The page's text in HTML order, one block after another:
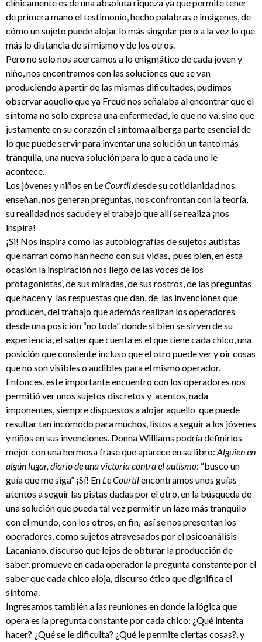
clínicamente es de una absoluta riqueza ya que permite tener
de primera mano el testimonio, hecho palabras e imágenes, de
cómo un sujeto puede alojar lo más singular pero a la vez lo que
más lo distancia de sí mismo y de los otros.
Pero no solo nos acercamos a lo enigmático de cada joven y
niño, nos encontramos con las soluciones que se van
produciendo a partir de las mismas dificultades, pudimos
observar aquello que ya Freud nos señalaba al encontrar que el
síntoma no solo expresa una enfermedad, lo que no va, sino que
justamente en su corazón el síntoma alberga parte esencial de
lo que puede servir para inventar una solución un tanto más
tranquila, una nueva solución para lo que a cada uno le
acontece.
Los jóvenes y niños en Le Courtil,desde su cotidianidad nos
enseñan, nos generan preguntas, nos confrontan con la teoría,
su realidad nos sacude y el trabajo que allí se realiza ¡nos
inspira!
¡Si! Nos inspira como las autobiografías de sujetos autistas
que narran como han hecho con sus vidas, pues bien, en esta
ocasión la inspiración nos llegó de las voces de los
protagonistas, de sus miradas, de sus rostros, de las preguntas
que hacen y las respuestas que dan, de las invenciones que
producen, del trabajo que además realizan los operadores
desde una posición “no toda” donde si bien se sirven de su
experiencia, el saber que cuenta es el que tiene cada chico, una
posición que consiente incluso que el otro puede ver y oír cosas
que no son visibles o audibles para el mismo operador.
Entonces, este importante encuentro con los operadores nos
permitió ver unos sujetos discretos y atentos, nada
imponentes, siempre dispuestos a alojar aquello que puede
resultar tan incómodo para muchos, listos a seguir a los jóvenes
y niños en sus invenciones. Donna Williams podría definirlos
mejor con una hermosa frase que aparece en su libro: Alguien en
algún lugar, diario de una victoria contra el autismo: “busco un
guía que me siga” ¡Sí! En Le Courtilencontramos unos guías
atentos a seguir las pistas dadas por el otro, en la búsqueda de
una solución que pueda tal vez permitir un lazo más tranquilo
con el mundo, con los otros, en fin, así se nos presentan los
operadores, como sujetos atravesados por el psicoanálisis
Lacaniano, discurso que lejos de obturar la producción de
saber, promueve en cada operador la pregunta constante por el
saber que cada chico aloja, discurso ético que dignifica el
síntoma.
Ingresamos también a las reuniones en donde la lógica que
opera es la pregunta constante por cada chico: ¿Qué intenta
hacer? ¿Qué se le dificulta? ¿Qué le permite ciertas cosas?, y